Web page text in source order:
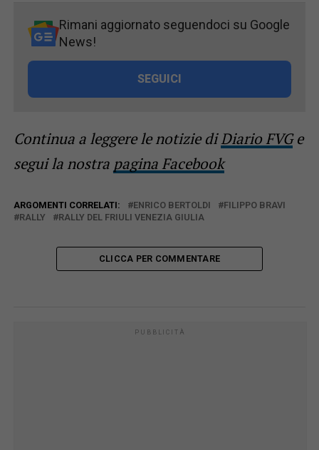
Rimani aggiornato seguendoci su Google
News!
SEGUICI
Continua a leggere le notizie diDiario FVGe
segui la nostra pagina Facebook
ARGOMENTI CORRELATI: ENRICO BERTOLDI
FILIPPO BRAVI
RALLY
RALLY DEL FRIULI VENEZIA GIULIA
CLICCA PER COMMENTARE
PUBBLICITÀ